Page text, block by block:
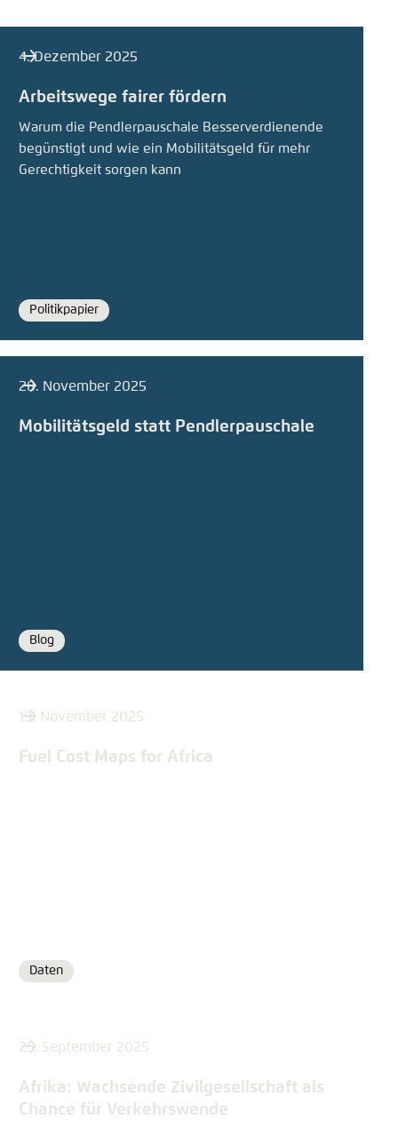
4. Dezember 2025
Arbeitswege fairer fördern
Warum die Pendlerpauschale Besserverdienende
begünstigt und wie ein Mobilitätsgeld für mehr
Gerechtigkeit sorgen kann
Format
Politikpapier
28. November 2025
Mobilitätsgeld statt Pendlerpauschale
Format
Blog
19. November 2025
Fuel Cost Maps for Africa
Format
Daten
25. September 2025
Afrika: Wachsende Zivilgesellschaft als
Chance für Verkehrswende